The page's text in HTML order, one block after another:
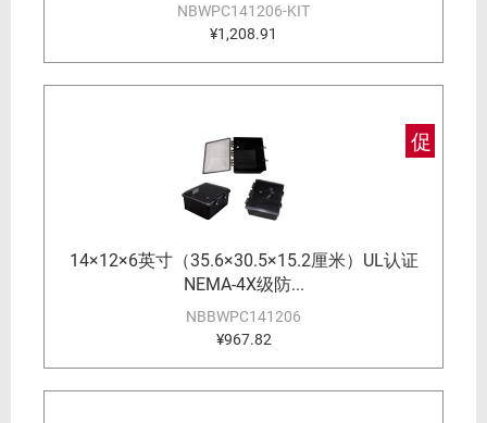
NBWPC141206-KIT
¥1,208.91
促
14×12×6英寸（35.6×30.5×15.2厘米）UL认证
NEMA-4X级防...
NBBWPC141206
¥967.82